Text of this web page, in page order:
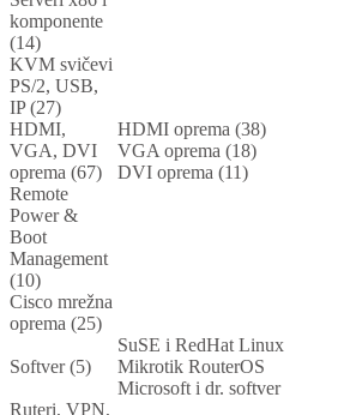
komponente
(14)
KVM svičevi
PS/2, USB,
IP (27)
HDMI,
VGA, DVI
oprema (67)
HDMI oprema (38)
VGA oprema (18)
DVI oprema (11)
Remote
Power &
Boot
Management
(10)
Cisco mrežna
oprema (25)
Softver (5)
SuSE i RedHat Linux
Mikrotik RouterOS
Microsoft i dr. softver
Ruteri, VPN,